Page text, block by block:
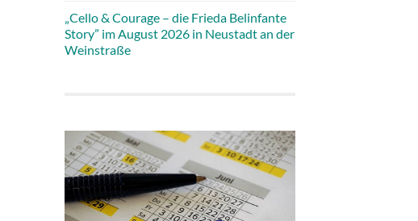
„Cello & Courage – die Frieda Belinfante
Story” im August 2026 in Neustadt an der
Weinstraße